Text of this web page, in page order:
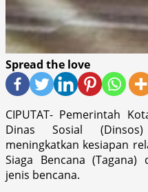
Spread the love
CIPUTAT- Pemerintah
Dinas Sosial
meningkatkan kesiapan
Siaga Bencana
jenis bencana.